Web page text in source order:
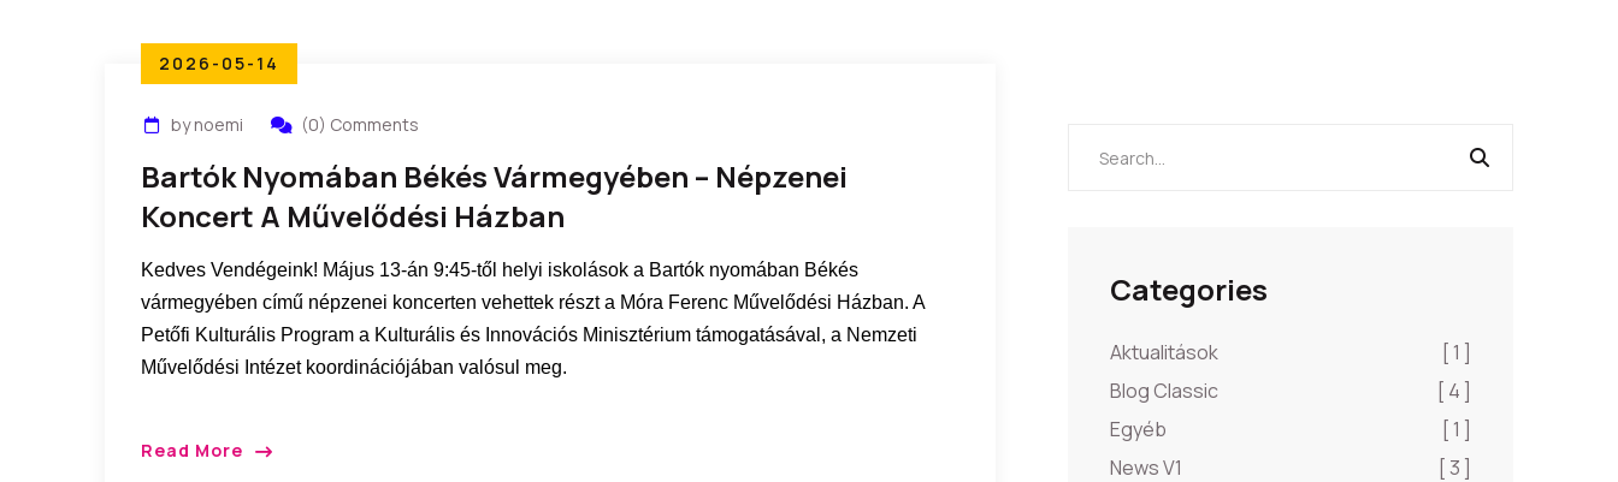
2026-05-14
by noemi (0) Comments
Bartók Nyomában Békés Vármegyében – Népzenei
Koncert A Művelődési Házban
Kedves Vendégeink! Május 13-án 9:45-től helyi iskolások a Bartók nyomában Békés
vármegyében című népzenei koncerten vehettek részt a Móra Ferenc Művelődési Házban. A
Petőfi Kulturális Program a Kulturális és Innovációs Minisztérium támogatásával, a Nemzeti
Művelődési Intézet koordinációjában valósul meg.
Read More
Categories
Aktualitások
[ 1 ]
Blog Classic
[ 4 ]
Egyéb
[ 1 ]
News V1
[ 3 ]